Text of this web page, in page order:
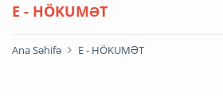
E - HÖKUMƏT
Ana Səhifə E - HÖKUMƏT